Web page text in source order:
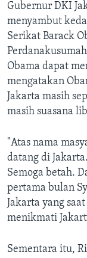
Gubernur DKI
menyambut
Serikat Barack
Obama dapat
mengatakan
Jakarta masih
masih suasana
"Atas nama
datang di
Semoga betah.
pertama bulan
Jakarta yang
menikmati
Sementara itu,